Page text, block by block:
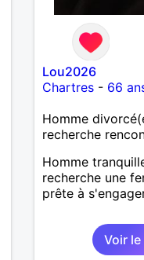
Lou2026
Chartres - 66
Homme
recherche
Homme
recherche une
prête à
Voir